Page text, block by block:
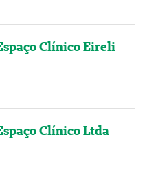
Clínico Eireli
Clínico Ltda